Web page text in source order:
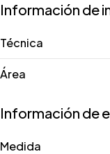
Información de
Técnica
Área
Información de
Medida